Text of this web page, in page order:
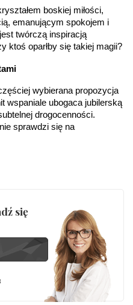
Morganit - 1 szt.
Fasetowy owalny
dzieci w wieku poniżej 3 lat
wykonane z białego złota
zawierają nikiel
boskiej miłości,
emanującym spokojem i
twórczą inspiracją
ktoś oparłby się takiej magii?
wybierana propozycja
wspaniale ubogaca jubilerską
drogocenności.
sprawdzi się na
się